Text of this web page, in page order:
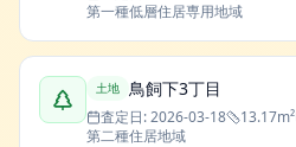
第一種低層住居専用地域
土地 鳥飼下3丁目
査定日:2026-03-18 13.17m²
第二種住居地域